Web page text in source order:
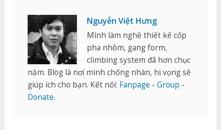
Nguyễn Việt Hưng
Mình làm nghề thiết kế cốp
pha nhôm, gang form,
climbing system đã hơn chục
năm. Blog là nơi mình chống nhàn, hi vọng sẽ
giúp ích cho bạn. Kết nối: Fanpage -Group -
Donate.